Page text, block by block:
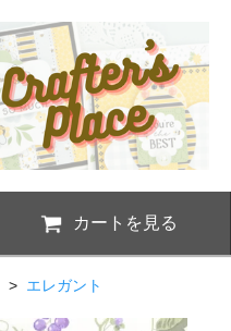
カートを見る
> エレガント